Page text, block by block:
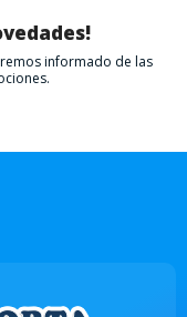
informado de las